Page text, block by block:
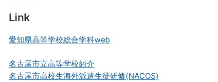
Link
愛知県高等学校総合学科web
名古屋市立高等学校紹介
名古屋市高校生海外派遣生徒研修(NACOS)